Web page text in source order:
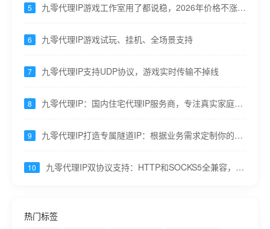
5
九零代理IP游戏工作室用了都说稳，2026年价格不涨不
6 九零代理IP游戏试玩、挂机、全场景支持
7 九零代理IP支持UDP协议，游戏实时传输不掉线
8
九零代理IP：国内住宅代理IP服务商，专注真实家庭宽
9
九零代理IP打造专属隧道IP：根据业务需求定制你的
10
九零代理IP双协议支持：HTTP和SOCKS5全兼容，适
热门标签